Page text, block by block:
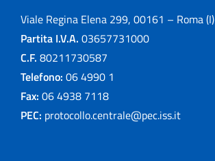
Viale Regina Elena 299, 00161 – Roma (I)
Partita I.V.A. 03657731000
C.F. 80211730587
Telefono: 06 4990 1
Fax: 06 4938 7118
PEC: protocollo.centrale@pec.iss.it